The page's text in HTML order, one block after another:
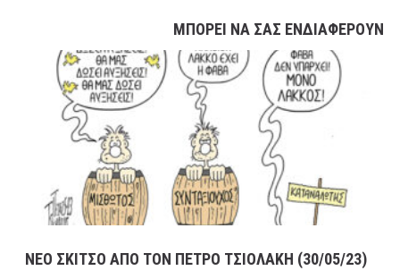
ΝΕΟ ΣΚΙΤΣΟ ΑΠΟ ΤΟΝ ΠΕΤΡΟ ΤΣΙΟΛΑΚΗ (30/05/23)
ΜΠΟΡΕΊ ΝΑ ΣΑΣ ΕΝΔΙΑΦΈΡΟΥΝ